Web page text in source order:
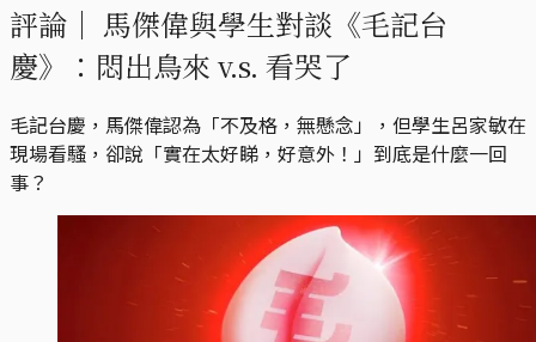
評論｜ 馬傑偉與學生對談《毛記台
慶》：悶出鳥來 v.s. 看哭了
毛記台慶，馬傑偉認為「不及格，無懸念」，但學生呂家敏在
現場看騷，卻說「實在太好睇，好意外！」到底是什麼一回
事？